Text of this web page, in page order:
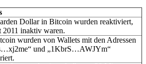
Dollar in Bitcoin wurden reaktiviert,
2011 inaktiv waren.
wurden von Wallets mit den Adressen
und „1KbrS…AWJYm“